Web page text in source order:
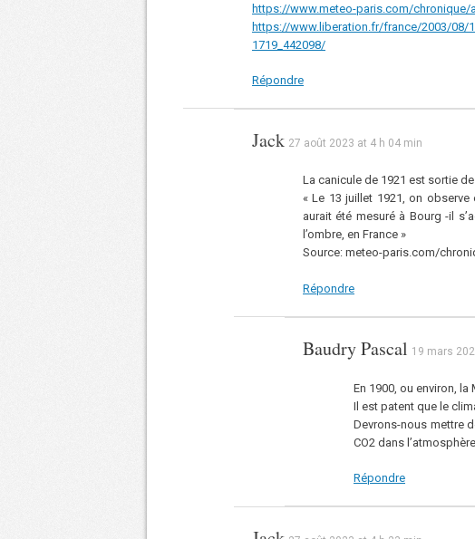
https://www.meteo-paris.com/chronique/
https://www.liberation.fr/france/2003/08/
1719_442098/
Répondre
Jack 27 août 2023 at 4 h 04 min
La canicule de 1921 est sortie
« Le 13 juillet 1921, on
aurait été mesuré à Bourg -il
l’ombre, en France »
Source: meteo-paris.com/
Répondre
Baudry Pascal 19 mars
En 1900, ou environ, la
Il est patent que le
Devrons-nous mettre
CO2 dans
Répondre